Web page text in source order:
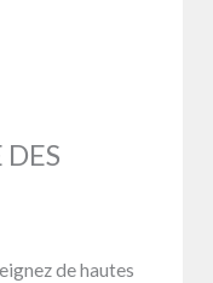
de hautes